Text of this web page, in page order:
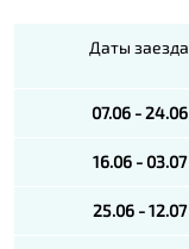
Даты заезда
07.06 - 24.06
16.06 - 03.07
25.06 - 12.07